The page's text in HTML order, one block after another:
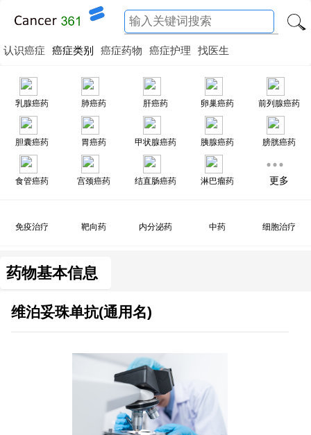
认识癌症 癌症类别 癌症药物 癌症护理 找医生
乳腺癌药 肺癌药 肝癌药 卵巢癌药 前列腺癌药
胆囊癌药 胃癌药 甲状腺癌药 胰腺癌药 膀胱癌药
食管癌药 宫颈癌药 结直肠癌药 淋巴瘤药 更多
免疫治疗 靶向药 内分泌药 中药 细胞治疗
药物基本信息
维泊妥珠单抗(通用名)